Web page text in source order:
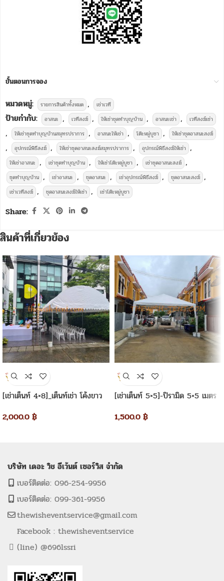
ขั้นตอนการจอง
หมวดหมู่: รายการสินค้าทั้งหมด , เช่าเวที
ป้ายกำกับ: อาสนะ , เวทีสงฆ์ , ให้เช่าชุดทำบุญบ้าน , อาสนะเช่า , เวทีสงฆ์เช่า
, ให้เช่าชุดทำบุญบ้านสมุทรปราการ , อาสนะให้เช่า , โต๊ะหมู่บูชา , ให้เช่าชุดอาสนะสงฆ์
, อุปกรณ์พิธีสงฆ์ , ให้เช่าชุดอาสนะสงฆ์สมุทรปราการ , อุปกรณ์พิธีสงฆ์ให้เช่า ,
ให้เช่าอาสนะ , เช่าชุดทำบุญบ้าน , ให้เช่าโต๊ะหมู่บูชา , เช่าชุดอาสนะสงฆ์ ,
ชุดทำบุญบ้าน , เช่าอาสนะ , ชุดอาสนะ , เช่าอุปกรณ์พิธีสงฆ์ , ชุดอาสนะสงฆ์ ,
เช่าเวทีสงฆ์ , ชุดอาสนะสงฆ์ให้เช่า , เช่าโต๊ะหมู่บูชา
Share:
สินค้าที่เกี่ยวข้อง
[เช่าเต็นท์ 4×8]_เต็นท์เช่า โค้งขาว
2,000.0 ฿
[เช่าเต็นท์ 5×5]-ปิรามิด 5×5 เมตร
1,500.0 ฿
บริษัท เดอะ วิช อีเว้นต์ เซอร์วิส จำกัด
เบอร์ติดต่อ: 096-254-9956
เบอร์ติดต่อ: 099-361-9956
thewisheventservice@gmail.com
Facebook : thewisheventservice
(line) @696lssri